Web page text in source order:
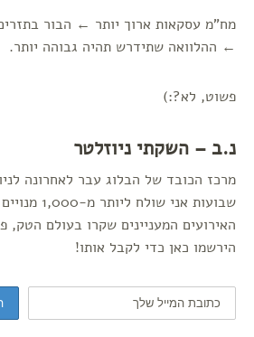
מח"מ עסקאות ארוך יותר ← הבור
← ההלוואה שתידרש תהיה גבוהה יותר.
פשוט, לא?:)
נ.ב – השקתי ניוזלטר
מרכז הכובד של הבלוג עבר לאחרונה
שבועות אני
האירועים המעניינים שקרו בעולם הטק,
הירשמו כאן כדי לקבל אותו!